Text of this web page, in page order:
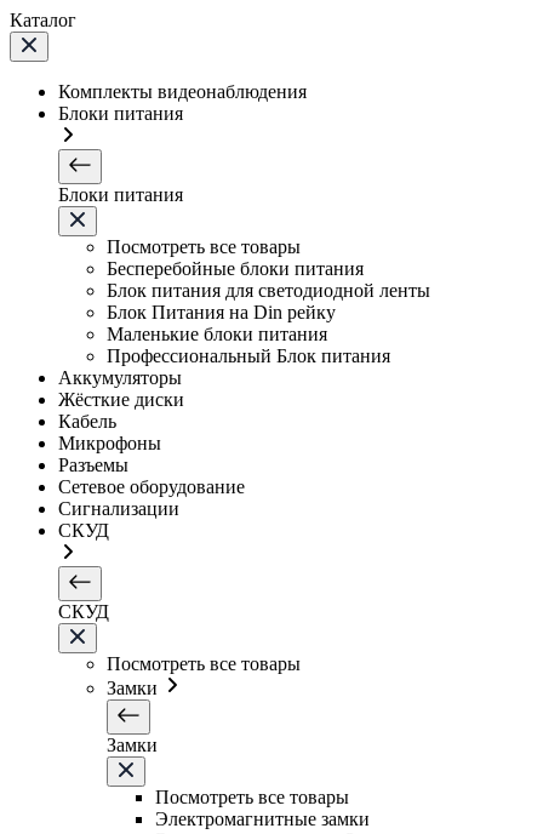
Каталог
Комплекты видеонаблюдения
Блоки питания
Блоки питания
Посмотреть все товары
Бесперебойные блоки питания
Блок питания для светодиодной ленты
Блок Питания на Din рейку
Маленькие блоки питания
Профессиональный Блок питания
Аккумуляторы
Жёсткие диски
Кабель
Микрофоны
Разъемы
Сетевое оборудование
Сигнализации
СКУД
СКУД
Посмотреть все товары
Замки
Замки
Посмотреть все товары
Электромагнитные замки